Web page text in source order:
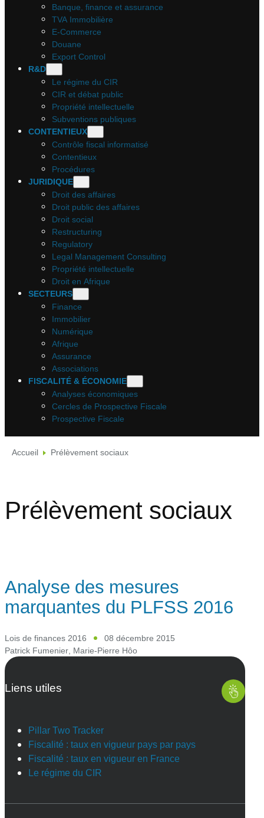
Banque, finance et assurance
TVA Immobilière
E-Commerce
Douane
Export Control
R&D
Le régime du CIR
CIR et débat public
Propriété intellectuelle
Subventions publiques
CONTENTIEUX
Contrôle fiscal informatisé
Contentieux
Procédures
JURIDIQUE
Droit des affaires
Droit public des affaires
Droit social
Restructuring
Regulatory
Legal Management Consulting
Propriété intellectuelle
Droit en Afrique
SECTEURS
Finance
Immobilier
Numérique
Afrique
Assurance
Associations
FISCALITÉ & ÉCONOMIE
Analyses économiques
Cercles de Prospective Fiscale
Prospective Fiscale
Accueil Prélèvement sociaux
Prélèvement sociaux
Analyse des mesures
marquantes du PLFSS 2016
Lois de finances 2016
08 décembre 2015
Patrick Fumenier, Marie-Pierre Hôo
Liens utiles
Pillar Two Tracker
Fiscalité : taux en vigueur pays par pays
Fiscalité : taux en vigueur en France
Le régime du CIR